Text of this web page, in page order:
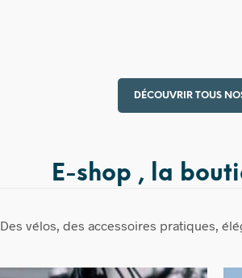
DÉCOUVRIR TOUS
E-shop , la
Des vélos, des accessoires pratiques,